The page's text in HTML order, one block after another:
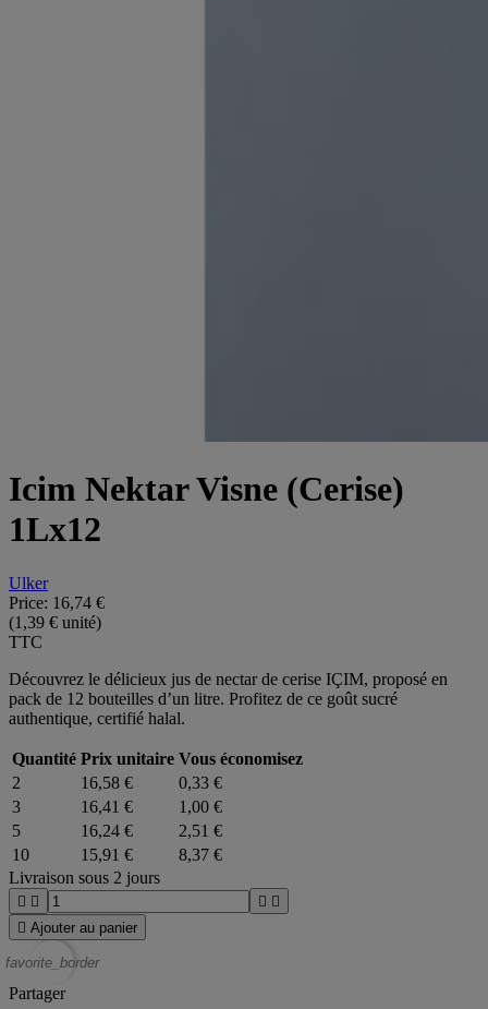
Icim Nektar Visne (Cerise)
1Lx12
Ulker
Price: 16,74 €
(1,39 € unité)
TTC
Découvrez le délicieux jus de nectar de cerise IÇIM, proposé en
pack de 12 bouteilles d’un litre. Profitez de ce goût sucré
authentique, certifié halal.
Quantité Prix unitaire Vous économisez
2
16,58 €
0,33 €
3
16,41 €
1,00 €
5
16,24 €
2,51 €
10
15,91 €
8,37 €
Livraison sous 2 jours
   
 Ajouter au panier
favorite_border
Partager